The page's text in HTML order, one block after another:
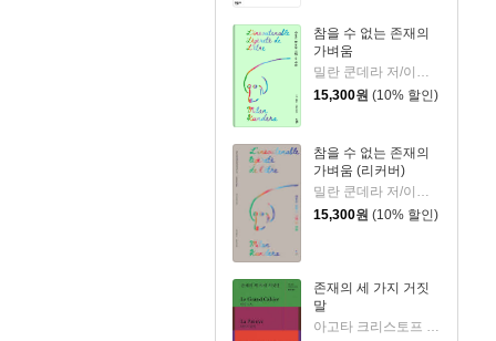
참을 수 없는 존재의
가벼움
밀란 쿤데라 저/이재룡 역
15,300원 (10% 할인)
참을 수 없는 존재의
가벼움 (리커버)
밀란 쿤데라 저/이재룡 역
15,300원 (10% 할인)
존재의 세 가지 거짓
말
아고타 크리스토프 저/용경식 역